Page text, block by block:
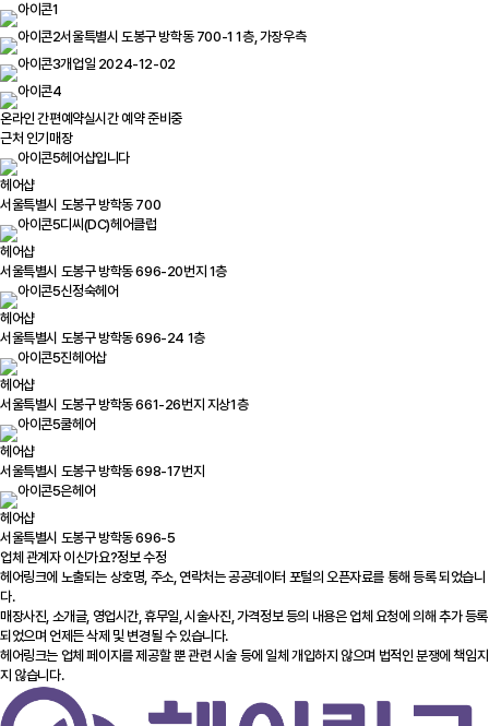
서울특별시 도봉구 방학동 700-1 1층, 가장우측
개업일 2024-12-02
온라인 간편예약실시간 예약 준비중
근처 인기매장
헤어샵입니다
헤어샵
서울특별시 도봉구 방학동 700
디씨(DC)헤어클럽
헤어샵
서울특별시 도봉구 방학동 696-20번지 1층
신정숙헤어
헤어샵
서울특별시 도봉구 방학동 696-24 1층
진헤어삽
헤어샵
서울특별시 도봉구 방학동 661-26번지 지상1층
쿨헤어
헤어샵
서울특별시 도봉구 방학동 698-17번지
은헤어
헤어샵
서울특별시 도봉구 방학동 696-5
업체 관계자 이신가요?정보 수정
헤어링크에 노출되는 상호명, 주소, 연락처는 공공데이터 포털의 오픈자료를 통해 등록 되었습니
다.
매장사진, 소개글, 영업시간, 휴무일, 시술사진, 가격정보 등의 내용은 업체 요청에 의해 추가 등록
되었으며 언제든 삭제 및 변경될 수 있습니다.
헤어링크는 업체 페이지를 제공할 뿐 관련 시술 등에 일체 개입하지 않으며 법적인 분쟁에 책임지
지 않습니다.